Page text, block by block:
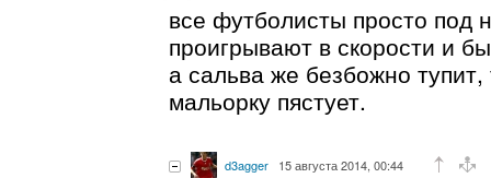
все футболисты просто под
проигрывают в скорости и
а сальва же безбожно тупит,
мальорку пястует.
d3agger 15 августа 2014, 00:44